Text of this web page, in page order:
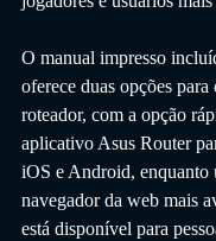
O manual impresso
oferece duas opções
roteador, com a opção
aplicativo Asus Router
iOS e Android, enquanto
navegador da web mais
está disponível para